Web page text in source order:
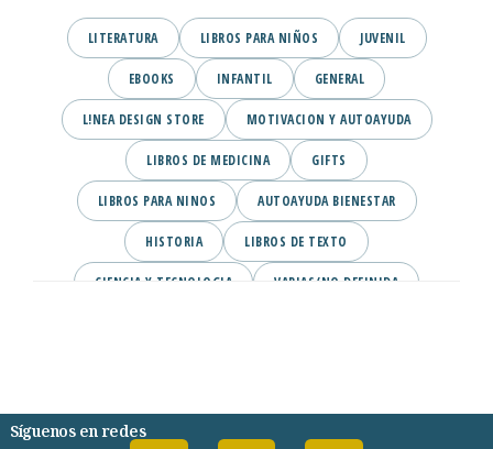
LITERATURA LIBROS PARA NIÑOS JUVENIL
EBOOKS INFANTIL GENERAL
L!NEA DESIGN STORE MOTIVACION Y AUTOAYUDA
LIBROS DE MEDICINA GIFTS
LIBROS PARA NINOS AUTOAYUDA BIENESTAR
HISTORIA LIBROS DE TEXTO
CIENCIA Y TECNOLOGIA VARIAS/NO DEFINIDA
Síguenos en redes